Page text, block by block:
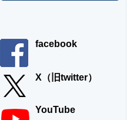
facebook
X（旧twitter）
YouTube